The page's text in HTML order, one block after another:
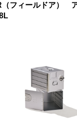
（フィールドア）